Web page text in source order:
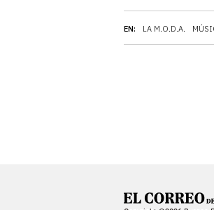
EN: LA M.O.D.A.